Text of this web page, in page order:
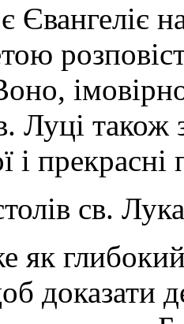
Євангеліє
Луці також
і прекрасні
св.
як
доказати